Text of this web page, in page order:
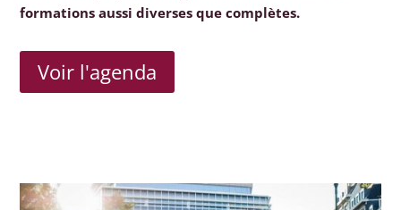
formations aussi diverses que complètes.
Voir l'agenda